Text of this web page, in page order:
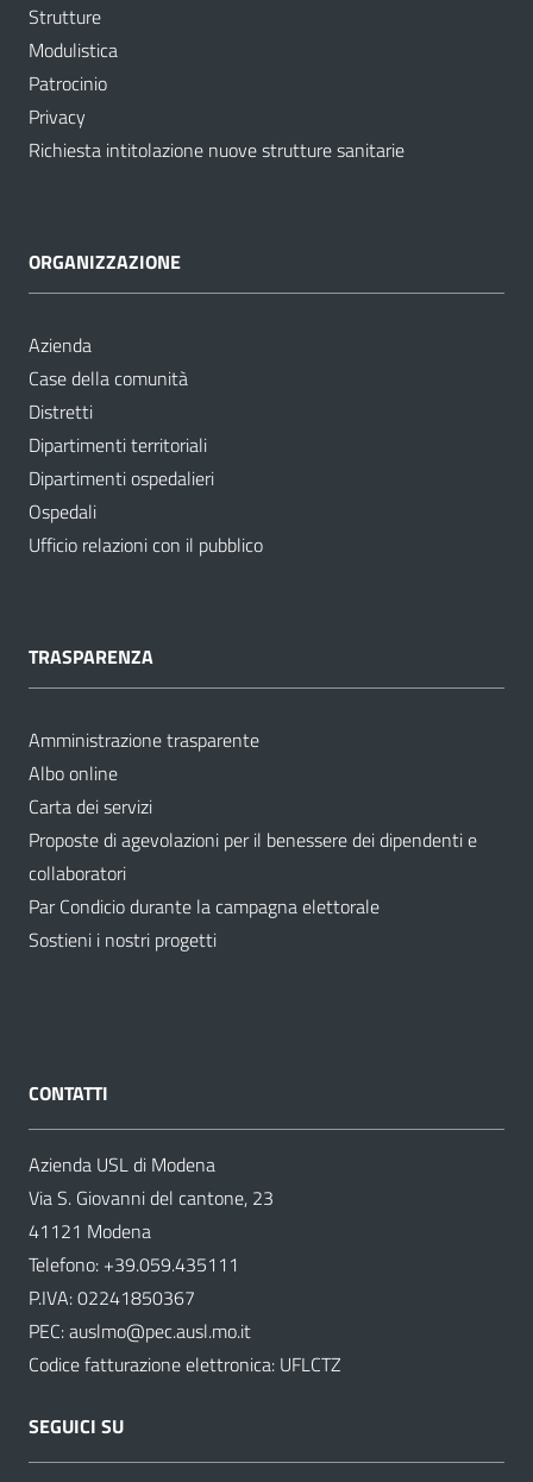
Strutture
Modulistica
Patrocinio
Privacy
Richiesta intitolazione nuove strutture sanitarie
ORGANIZZAZIONE
Azienda
Case della comunità
Distretti
Dipartimenti territoriali
Dipartimenti ospedalieri
Ospedali
Ufficio relazioni con il pubblico
TRASPARENZA
Amministrazione trasparente
Albo online
Carta dei servizi
Proposte di agevolazioni per il benessere dei dipendenti e
collaboratori
Par Condicio durante la campagna elettorale
Sostieni i nostri progetti
CONTATTI
Azienda USL di Modena
Via S. Giovanni del cantone, 23
41121 Modena
Telefono: +39.059.435111
P.IVA: 02241850367
PEC:auslmo@pec.ausl.mo.it
Codice fatturazione elettronica: UFLCTZ
SEGUICI SU